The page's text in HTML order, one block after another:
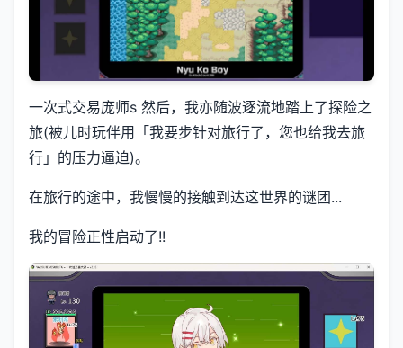
一次式交易庞师s 然后，我亦随波逐流地踏上了探险之
旅(被儿时玩伴用「我要步针对旅行了，您也给我去旅
行」的压力逼迫)。
在旅行的途中，我慢慢的接触到达这世界的谜团...
我的冒险正性启动了!!